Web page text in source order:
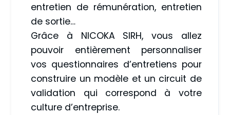
entretien de rémunération, entretien
de sortie…
Grâce à NICOKA SIRH, vous allez
pouvoir entièrement personnaliser
vos questionnaires d’entretiens pour
construire un modèle et un circuit de
validation qui correspond à votre
culture d’entreprise.